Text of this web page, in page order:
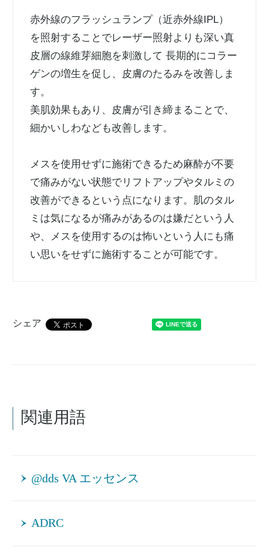
赤外線のフラッシュランプ（近赤外線IPL）
を照射することでレーザー照射よりも深い真
皮層の線維芽細胞を刺激して 長期的にコラー
ゲンの増生を促し、皮膚のたるみを改善しま
す。
美肌効果もあり、皮膚が引き締まることで、
細かいしわなども改善します。
メスを使用せずに施術できるため麻酔が不要
で痛みがない状態でリフトアップやタルミの
改善ができるという点になります。肌のタル
ミは気になるが痛みがあるのは嫌だという人
や、メスを使用するのは怖いという人にも痛
い思いをせずに施術することが可能です。
シェア
関連用語
@dds VA エッセンス
ADRC